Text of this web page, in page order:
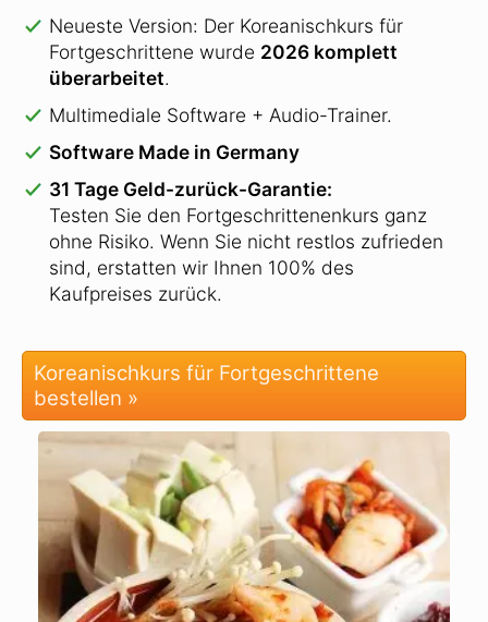
Neueste Version: Der Koreanischkurs für
Fortgeschrittene wurde 2026 komplett
überarbeitet.
Multimediale Software + Audio-Trainer.
Software Made in Germany
31 Tage Geld-zurück-Garantie:
Testen Sie den Fortgeschrittenenkurs ganz
ohne Risiko. Wenn Sie nicht restlos zufrieden
sind, erstatten wir Ihnen 100% des
Kaufpreises zurück.
Koreanischkurs für Fortgeschrittene
bestellen »